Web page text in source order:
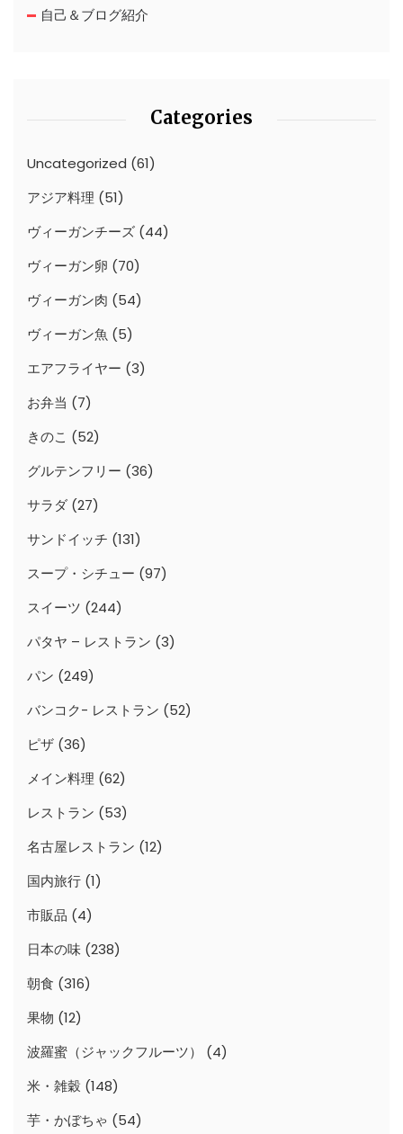
自己＆ブログ紹介
Categories
Uncategorized (61)
アジア料理 (51)
ヴィーガンチーズ (44)
ヴィーガン卵 (70)
ヴィーガン肉 (54)
ヴィーガン魚 (5)
エアフライヤー (3)
お弁当 (7)
きのこ (52)
グルテンフリー (36)
サラダ (27)
サンドイッチ (131)
スープ・シチュー (97)
スイーツ (244)
パタヤ – レストラン (3)
パン (249)
バンコク- レストラン (52)
ピザ (36)
メイン料理 (62)
レストラン (53)
名古屋レストラン (12)
国内旅行 (1)
市販品 (4)
日本の味 (238)
朝食 (316)
果物 (12)
波羅蜜（ジャックフルーツ）
(4)
米・雑穀 (148)
芋・かぼちゃ (54)